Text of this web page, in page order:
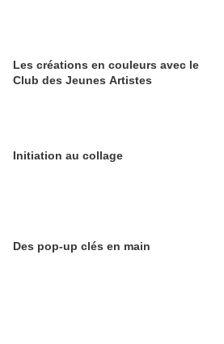
Les créations en couleurs avec le
Club des Jeunes Artistes
Initiation au collage
Des pop-up clés en main